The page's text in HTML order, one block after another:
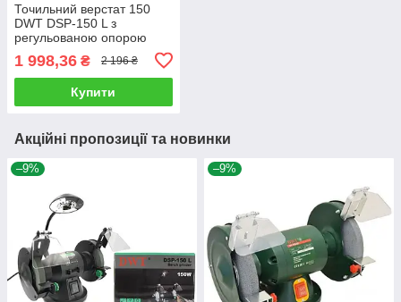
Точильний верстат 150
DWT DSP-150 L з
регульованою опорою
1 998,36 ₴ 2 196 ₴
Купити
Акційні пропозиції та новинки
–9% –9%